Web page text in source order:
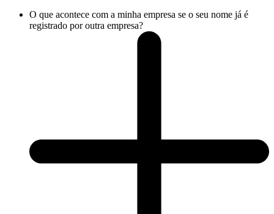
O que acontece com a minha empresa se o seu nome já é
registrado por outra empresa?